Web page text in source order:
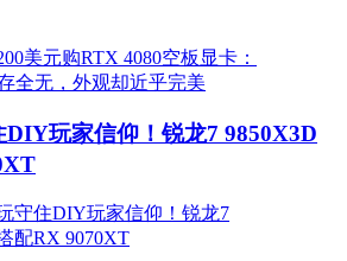
DIY玩家信仰！锐龙7 9850X3D